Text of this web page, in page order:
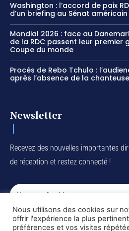
Washington : l’accord de paix
d’un briefing au Sénat américain
Mondial 2026 : face au
de la RDC passent leur premier
Coupe du monde
Procès de Rebo Tchulo :
après l’absence de la chanteuse
Newsletter
Recevez des nouvelles importantes
de réception et restez connecté !
I've read and accept thePrivacy Policy.
Nous utilisons des cookies sur
offrir l'expérience la plus
préférences et vos visites